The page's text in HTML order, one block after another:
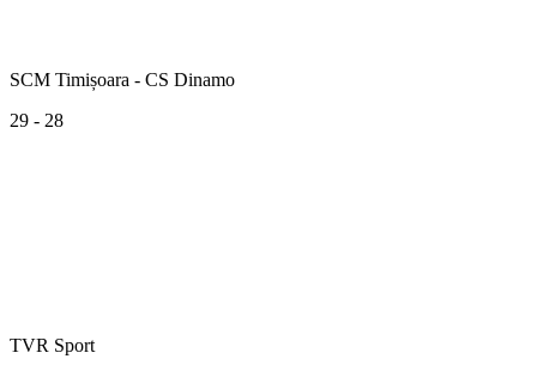
SCM Timișoara - CS Dinamo
29 - 28
TVR Sport